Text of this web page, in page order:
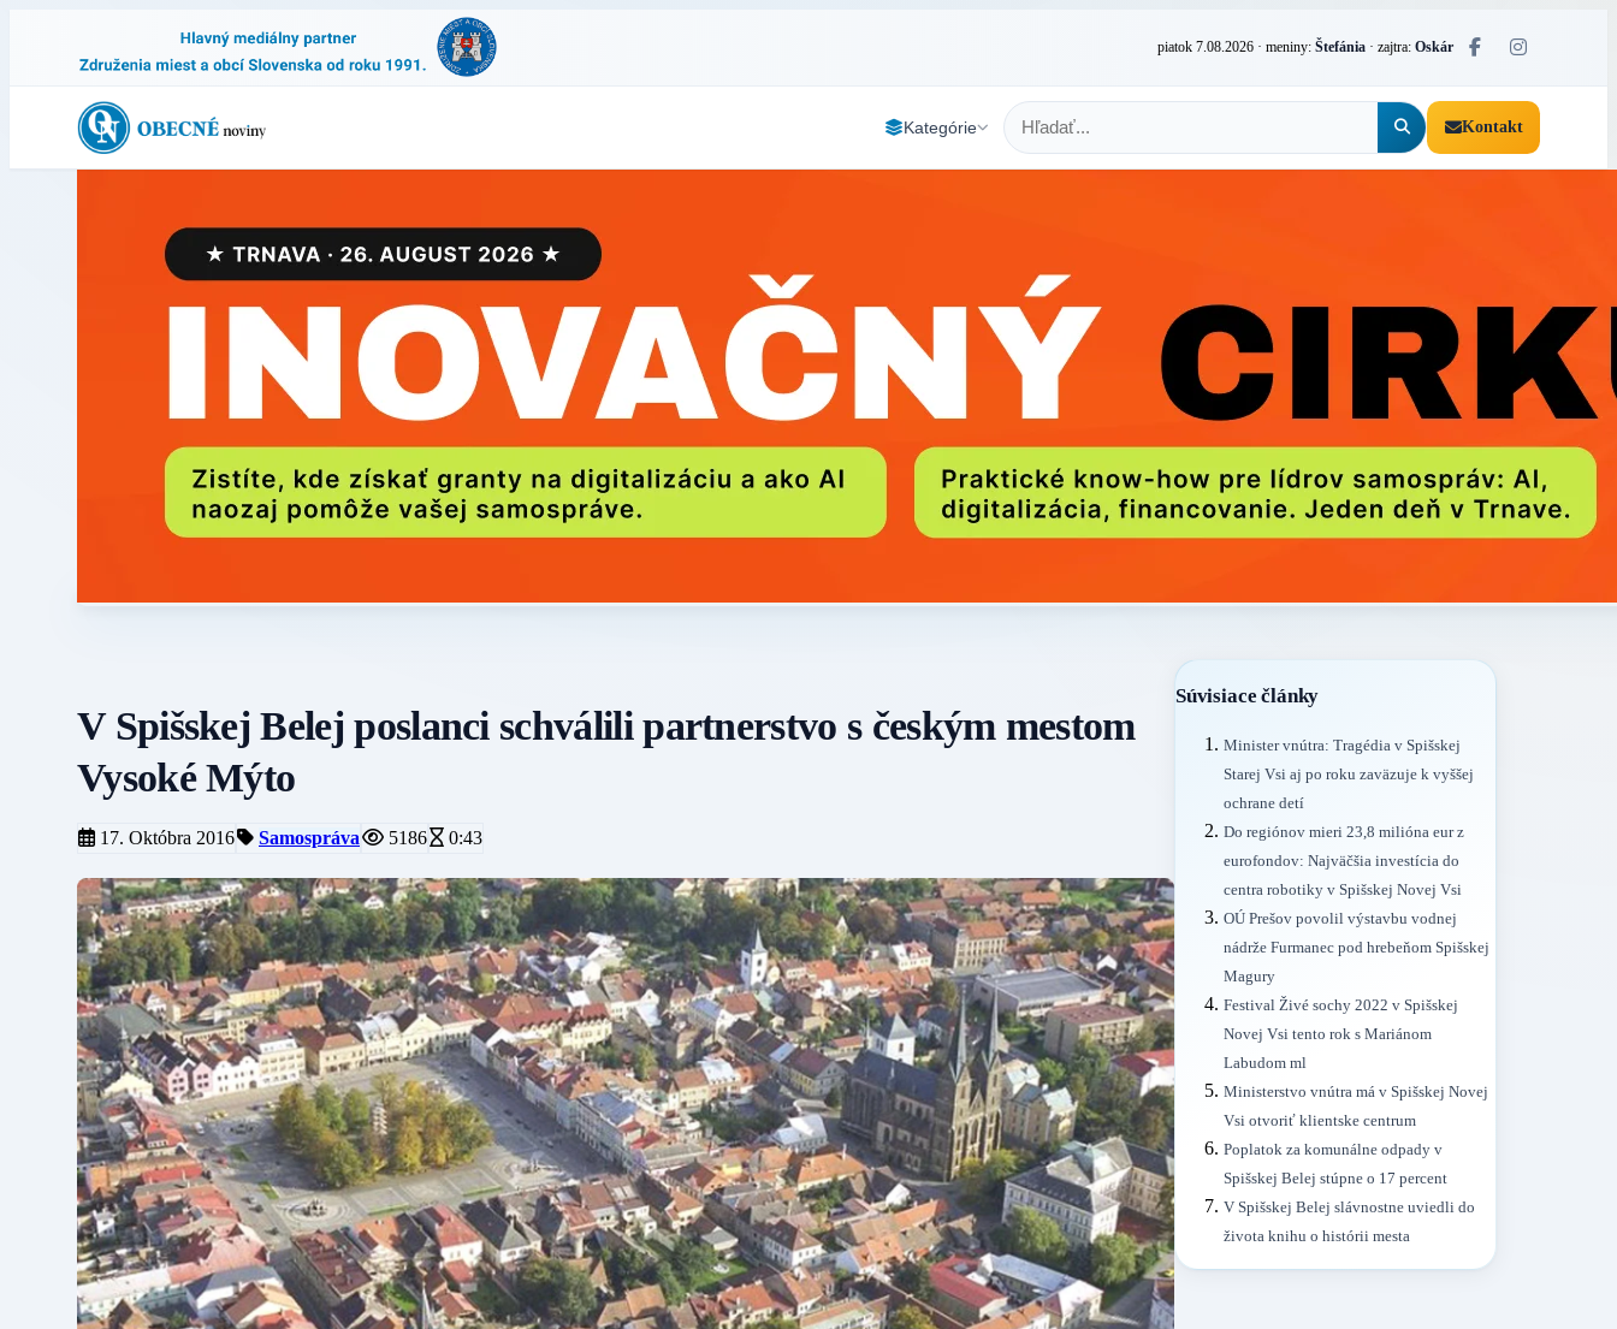
piatok 7.08.2026 · meniny: Štefánia · zajtra: Oskár
Kategórie Kontakt
V Spišskej Belej poslanci schválili partnerstvo s českým mestom
Vysoké Mýto
17. Októbra 2016 Samospráva 5186 0:43
Súvisiace články
Minister vnútra: Tragédia v Spišskej
Starej Vsi aj po roku zaväzuje k vyššej
ochrane detí
Do regiónov mieri 23,8 milióna eur z
eurofondov: Najväčšia investícia do
centra robotiky v Spišskej Novej Vsi
OÚ Prešov povolil výstavbu vodnej
nádrže Furmanec pod hrebeňom Spišskej
Magury
Festival Živé sochy 2022 v Spišskej
Novej Vsi tento rok s Mariánom
Labudom ml
Ministerstvo vnútra má v Spišskej Novej
Vsi otvoriť klientske centrum
Poplatok za komunálne odpady v
Spišskej Belej stúpne o 17 percent
V Spišskej Belej slávnostne uviedli do
života knihu o histórii mesta